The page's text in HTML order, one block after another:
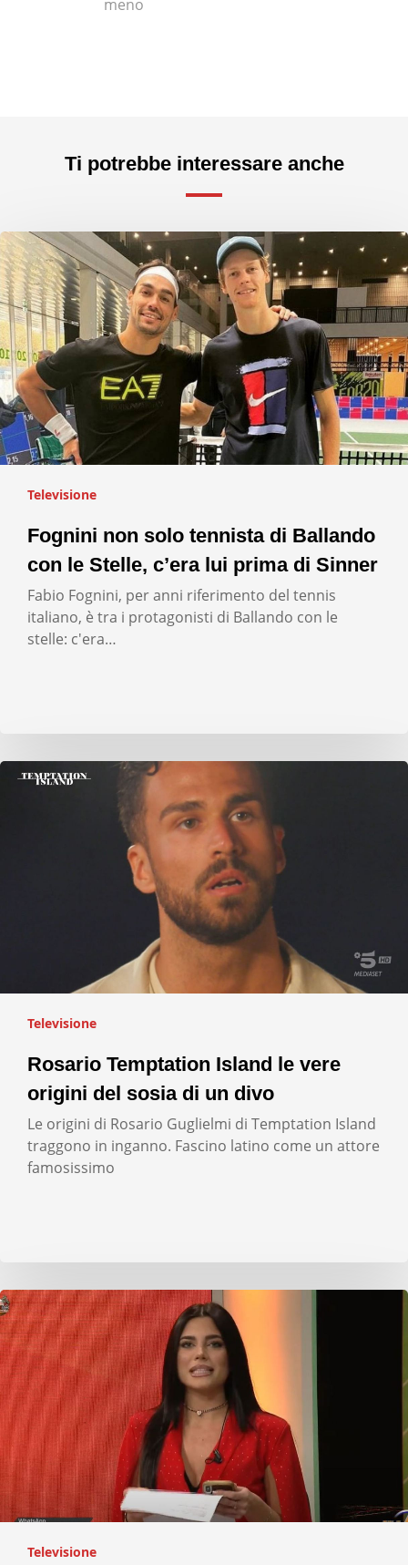
meno
Ti potrebbe interessare anche
Televisione
Fognini non solo tennista di Ballando
con le Stelle, c’era lui prima di Sinner
Fabio Fognini, per anni riferimento del tennis
italiano, è tra i protagonisti di Ballando con le
stelle: c'era…
Televisione
Rosario Temptation Island le vere
origini del sosia di un divo
Le origini di Rosario Guglielmi di Temptation Island
traggono in inganno. Fascino latino come un attore
famosissimo
Televisione